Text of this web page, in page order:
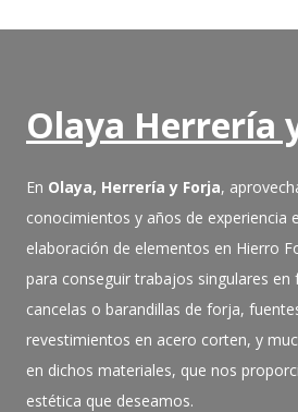
Olaya Herrería
En Olaya, Herrería y Forja,
conocimientos y años de experiencia
elaboración de elementos en Hierro
para conseguir trabajos singulares en
cancelas o barandillas de forja,
revestimientos en acero corten, y
en dichos materiales, que nos
estética que deseamos.